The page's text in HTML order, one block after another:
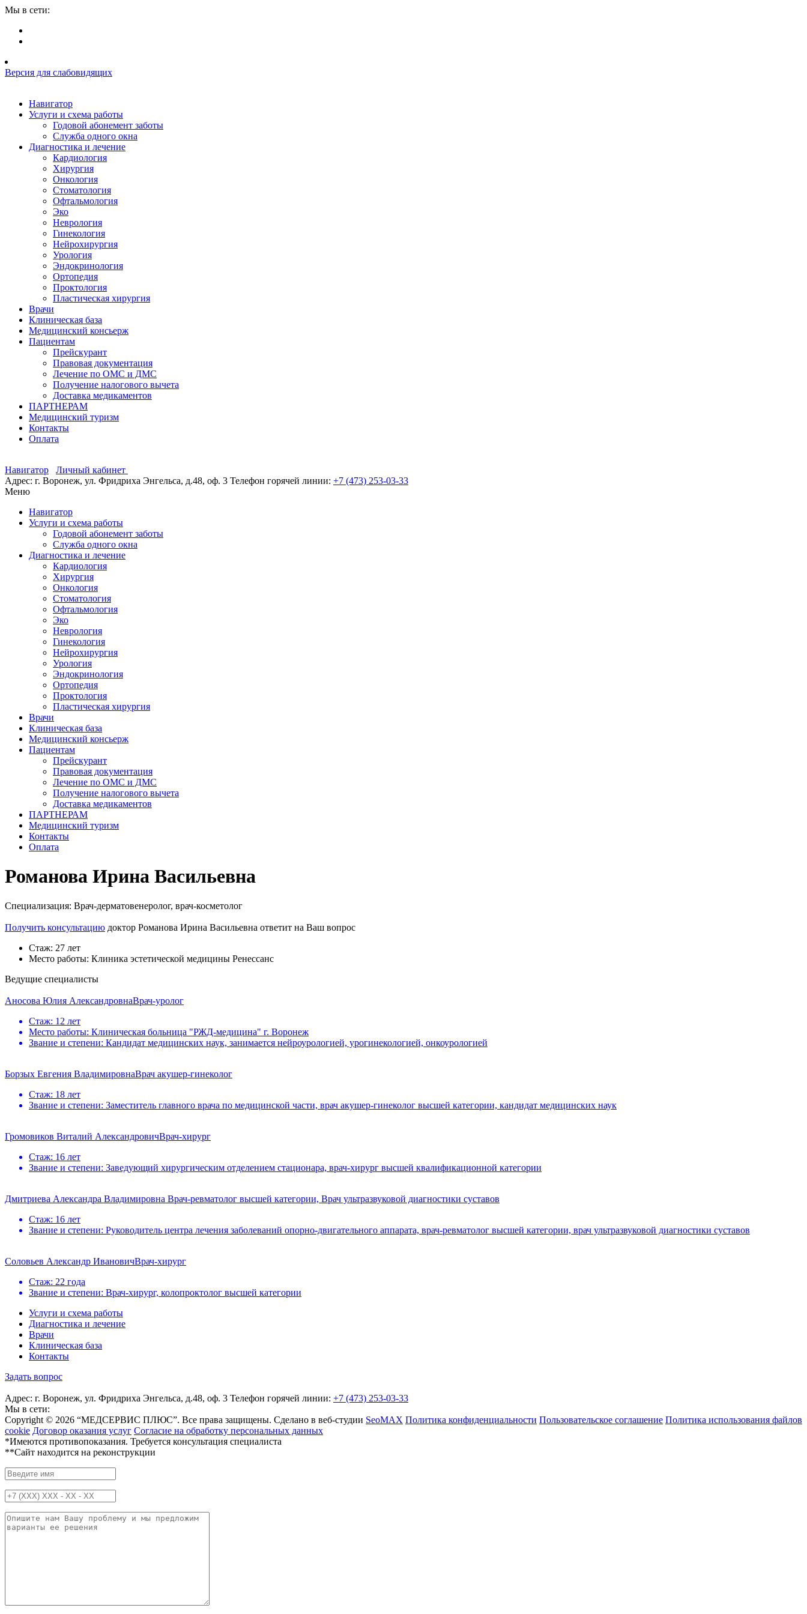
Мы в сети:
Версия для слабовидящих
Навигатор
Услуги и схема работы
Годовой абонемент заботы
Служба одного окна
Диагностика и лечение
Кардиология
Хирургия
Онкология
Стоматология
Офтальмология
Эко
Неврология
Гинекология
Нейрохирургия
Урология
Эндокринология
Ортопедия
Проктология
Пластическая хирургия
Врачи
Клиническая база
Медицинский консьерж
Пациентам
Прейскурант
Правовая документация
Лечение по ОМС и ДМС
Получение налогового вычета
Доставка медикаментов
ПАРТНЕРАМ
Медицинский туризм
Контакты
Оплата
Навигатор
Личный кабинет
Адрес: г. Воронеж, ул. Фридриха Энгельса, д.48, оф. 3 Телефон горячей линии: +7 (473) 253-03-33
Меню
Навигатор
Услуги и схема работы
Годовой абонемент заботы
Служба одного окна
Диагностика и лечение
Кардиология
Хирургия
Онкология
Стоматология
Офтальмология
Эко
Неврология
Гинекология
Нейрохирургия
Урология
Эндокринология
Ортопедия
Проктология
Пластическая хирургия
Врачи
Клиническая база
Медицинский консьерж
Пациентам
Прейскурант
Правовая документация
Лечение по ОМС и ДМС
Получение налогового вычета
Доставка медикаментов
ПАРТНЕРАМ
Медицинский туризм
Контакты
Оплата
Романова Ирина Васильевна
Специализация: Врач-дерматовенеролог, врач-косметолог
Получить консультацию доктор Романова Ирина Васильевна ответит на Ваш вопрос
Стаж: 27 лет
Место работы: Клиника эстетической медицины Ренессанс
Ведущие специалисты
Аносова Юлия АлександровнаВрач-уролог
Стаж: 12 лет
Место работы: Клиническая больница "РЖД-медицина" г. Воронеж
Звание и степени: Кандидат медицинских наук, занимается нейроурологией, урогинекологией, онкоурологией
Борзых Евгения ВладимировнаВрач акушер-гинеколог
Стаж: 18 лет
Звание и степени: Заместитель главного врача по медицинской части, врач акушер-гинеколог высшей категории, кандидат медицинских наук
Громовиков Виталий АлександровичВрач-хирург
Стаж: 16 лет
Звание и степени: Заведующий хирургическим отделением стационара, врач-хирург высшей квалификационной категории
Дмитриева Александра Владимировна Врач-ревматолог высшей категории, Врач ультразвуковой диагностики суставов
Стаж: 16 лет
Звание и степени: Руководитель центра лечения заболеваний опорно-двигательного аппарата, врач-ревматолог высшей категории, врач ультразвуковой диагностики суставов
Соловьев Александр ИвановичВрач-хирург
Стаж: 22 года
Звание и степени: Врач-хирург, колопроктолог высшей категории
Услуги и схема работы
Диагностика и лечение
Врачи
Клиническая база
Контакты
Задать вопрос
Адрес: г. Воронеж, ул. Фридриха Энгельса, д.48, оф. 3 Телефон горячей линии: +7 (473) 253-03-33
Мы в сети:
Copyright © 2026 “МЕДСЕРВИС ПЛЮС”. Все права защищены. Сделано в веб-студии SeoMAX Политика конфиденциальности Пользовательское соглашение Политика использования файлов
cookie Договор оказания услуг Согласие на обработку персональных данных
*Имеются противопоказания. Требуется консультация специалиста
**Сайт находится на реконструкции